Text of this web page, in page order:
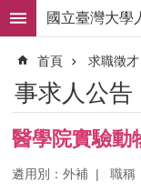
跳到主要內容區塊
進
階
搜
尋
求
職
徵
國立臺灣大學
首頁 求職徵才
事求人公告
醫學院實驗動
遴用別：外補 職稱